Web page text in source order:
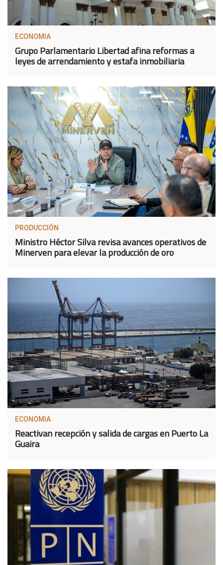
ECONOMIA
Grupo Parlamentario Libertad afina reformas a
leyes de arrendamiento y estafa inmobiliaria
PRODUCCIÓN
Ministro Héctor Silva revisa avances operativos de
Minerven para elevar la producción de oro
ECONOMIA
Reactivan recepción y salida de cargas en Puerto La
Guaira